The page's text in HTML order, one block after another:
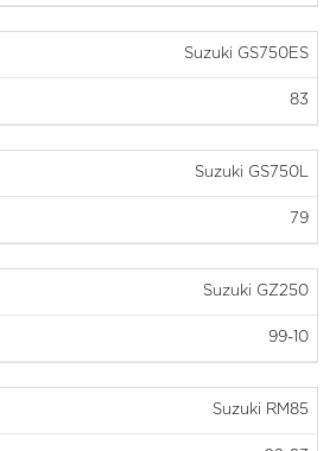
Suzuki GS750ES
83
Suzuki GS750L
79
Suzuki GZ250
99-10
Suzuki RM85